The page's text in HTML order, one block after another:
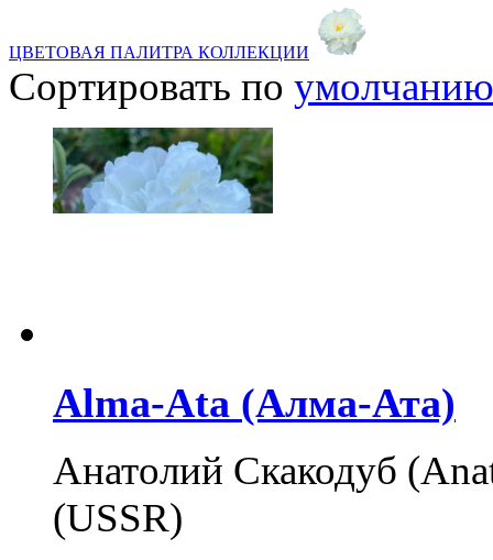
ЦВЕТОВАЯ ПАЛИТРА КОЛЛЕКЦИИ
Сортировать по умолчанию
Alma-Ata (Алма-Ата)
Анатолий Скакодуб
(USSR)